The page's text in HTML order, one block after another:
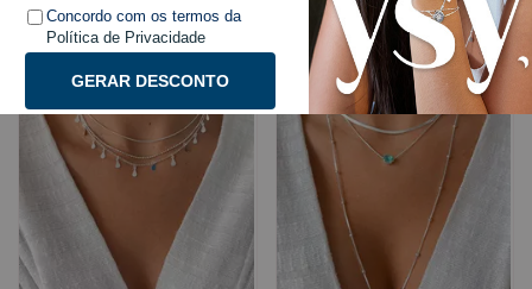
12%
OFF
Concordo com os termos da
Política de Privacidade
GERAR DESCONTO